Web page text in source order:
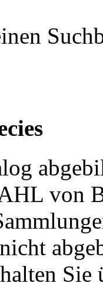
von
Sie